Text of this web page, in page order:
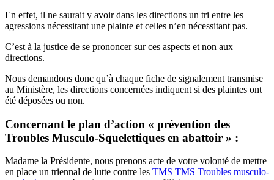
En effet, il ne saurait y avoir dans les directions un tri entre les
agressions nécessitant une plainte et celles n’en nécessitant pas.
C’est à la justice de se prononcer sur ces aspects et non aux
directions.
Nous demandons donc qu’à chaque fiche de signalement transmise
au Ministère, les directions concernées indiquent si des plaintes ont
été déposées ou non.
Concernant le plan d’action « prévention des
Troubles Musculo-Squelettiques en abattoir » :
Madame la Présidente, nous prenons acte de votre volonté de mettre
en place un triennal de lutte contre les TMS TMS Troubles musculo-